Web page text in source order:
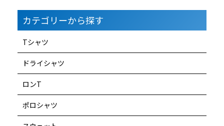
カテゴリーから探す
Tシャツ
ドライシャツ
ロンT
ポロシャツ